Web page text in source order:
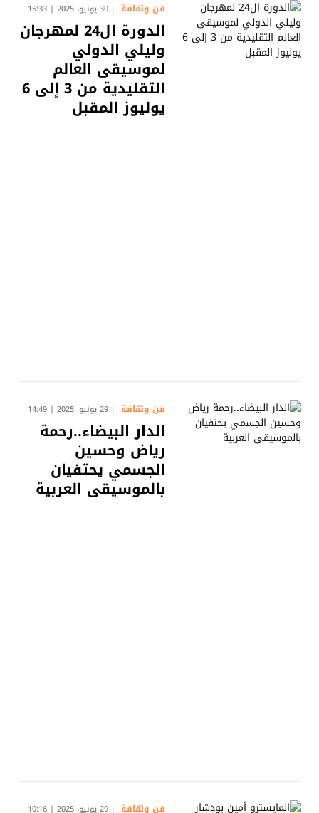
فن وثقافة 30 يونيو، 2025 | 15:33
الدورة ال24 لمهرجان
وليلي الدولي
لموسيقى العالم
التقليدية من 3 إلى 6
يوليوز المقبل
فن وثقافة 29 يونيو، 2025 | 14:49
الدار البيضاء..رحمة
رياض وحسين
الجسمي يحتفيان
بالموسيقى العربية
فن وثقافة 29 يونيو، 2025 | 10:16